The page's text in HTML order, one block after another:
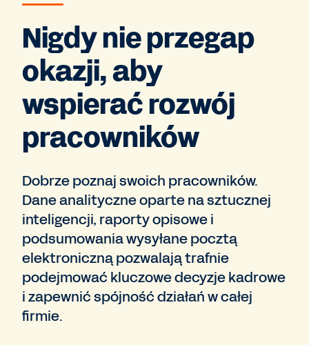
Nigdy nie przegap
okazji, aby
wspierać rozwój
pracowników
Dobrze poznaj swoich pracowników.
Dane analityczne oparte na sztucznej
inteligencji, raporty opisowe i
podsumowania wysyłane pocztą
elektroniczną pozwalają trafnie
podejmować kluczowe decyzje kadrowe
i zapewnić spójność działań w całej
firmie.